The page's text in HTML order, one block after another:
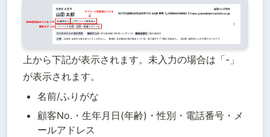
上から下記が表示されます。未入力の場合は「-」
が表示されます。
名前/ふりがな
顧客No.・生年月日(年齢)・性別・電話番号・メ
ールアドレス